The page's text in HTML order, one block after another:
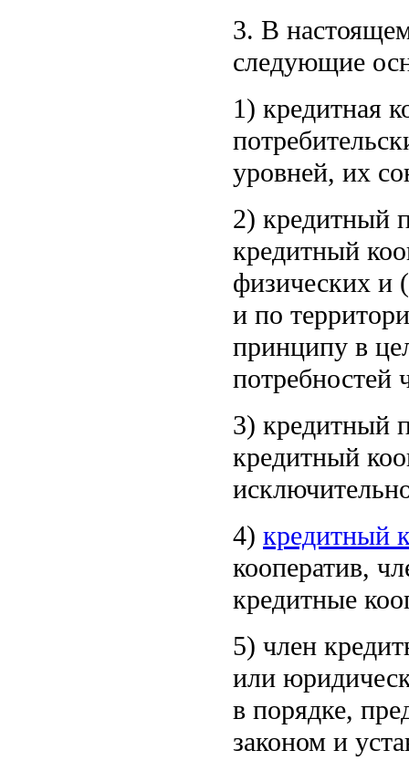
3. В
следующие
1) кредитная
уровней, их
2) кредитный
кредитный
физических и
и по
принципу в
потребностей
3) кредитный
кредитный
4) кредитный
кооператив,
кредитные
5) член
или
в порядке,
законом и